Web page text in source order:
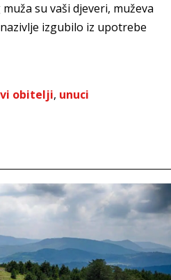
su vaši djeveri, muževa
izgubilo iz upotrebe
obitelji, unuci